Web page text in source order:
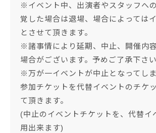
※イベント中、出演者やスタッフへ
覚した場合は退場、場合によっては
とさせて頂きます。
※諸事情により延期、中止、開催内
場合がございます。予めご了承下さい
※万が一イベントが中止となってしま
参加チケットを代替イベントのチケ
て頂きます。
(中止のイベントチケットを、代替イ
用出来ます)